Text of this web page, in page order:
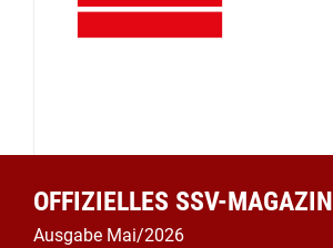
OFFIZIELLES SSV-MAGAZIN
Ausgabe Mai/2026